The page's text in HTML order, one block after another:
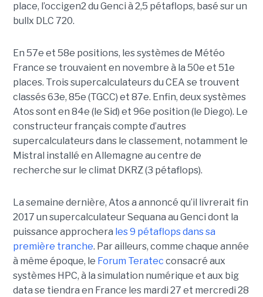
place, l’occigen2 du Genci à 2,5 pétaflops, basé sur un
bullx DLC 720.
En 57e et 58e positions, les systèmes de Météo
France se trouvaient en novembre à la 50e et 51e
places. Trois supercalculateurs du CEA se trouvent
classés 63e, 85e (TGCC) et 87e. Enfin, deux systèmes
Atos sont en 84e (le Sid) et 96e position (le Diego). Le
constructeur français compte d’autres
supercalculateurs dans le classement, notamment le
Mistral installé en Allemagne au centre de
recherche sur le climat DKRZ (3 pétaflops).
La semaine dernière, Atos a annoncé qu’il livrerait fin
2017 un supercalculateur Sequana au Genci dont la
puissance approchera les 9 pétaflops dans sa
première tranche. Par ailleurs, comme chaque année
à même époque, le Forum Teratec consacré aux
systèmes HPC, à la simulation numérique et aux big
data se tiendra en France les mardi 27 et mercredi 28